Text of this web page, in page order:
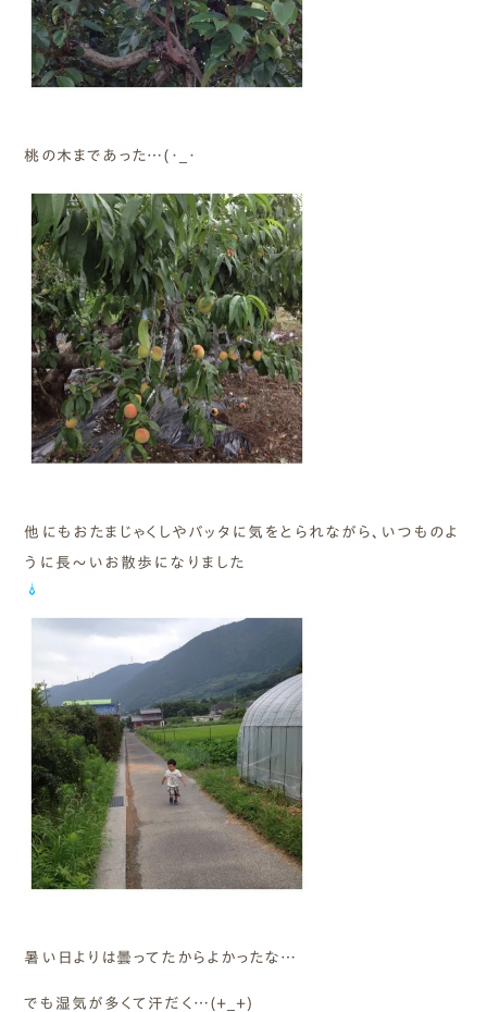
桃の木まであった…(･_･
他にもおたまじゃくしやバッタに気をとられながら、いつものよ
うに長～いお散歩になりました
暑い日よりは曇ってたからよかったな…
でも湿気が多くて汗だく…(+_+)